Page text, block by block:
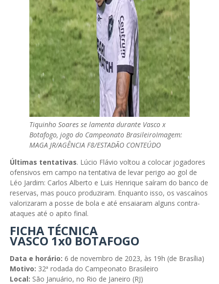
Tiquinho Soares se lamenta durante Vasco x
Botafogo, jogo do Campeonato BrasileiroImagem:
MAGA JR/AGÊNCIA F8/ESTADÃO CONTEÚDO
Últimas tentativas. Lúcio Flávio voltou a colocar jogadores
ofensivos em campo na tentativa de levar perigo ao gol de
Léo Jardim: Carlos Alberto e Luis Henrique saíram do banco de
reservas, mas pouco produziram. Enquanto isso, os vascaínos
valorizaram a posse de bola e até ensaiaram alguns contra-
ataques até o apito final.
FICHA TÉCNICA
VASCO 1x0 BOTAFOGO
Data e horário: 6 de novembro de 2023, às 19h (de Brasília)
Motivo: 32ª rodada do Campeonato Brasileiro
Local: São Januário, no Rio de Janeiro (RJ)